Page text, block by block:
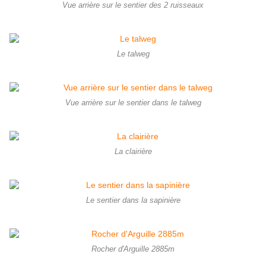
Vue arrière sur le sentier des 2 ruisseaux
Le talweg
Vue arrière sur le sentier dans le talweg
La clairière
Le sentier dans la sapinière
Rocher d'Arguille 2885m